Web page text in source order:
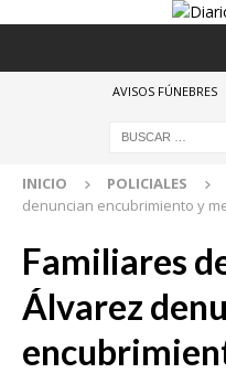
AVISOS FÚNEBRES
INICIO POLICIALES
denuncian encubrimiento y
Familiares
Álvarez